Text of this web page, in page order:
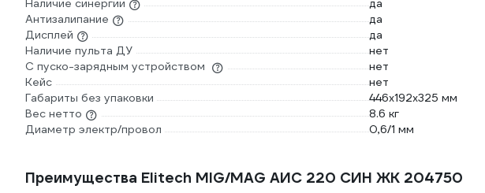
Наличие синергии
да
Антизалипание
да
Дисплей
да
Наличие пульта ДУ
нет
С пуско-зарядным устройством
нет
Кейс
нет
Габариты без упаковки
446х192х325 мм
Вес нетто
8.6 кг
Диаметр электр/провол
0,6/1 мм
Преимущества Elitech MIG/MAG АИС 220 СИН ЖК 204750